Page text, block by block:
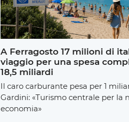
A Ferragosto 17 milioni di
viaggio per una spesa
18,5 miliardi
Il caro carburante pesa per 1
Gardini: «Turismo centrale per la
economia»